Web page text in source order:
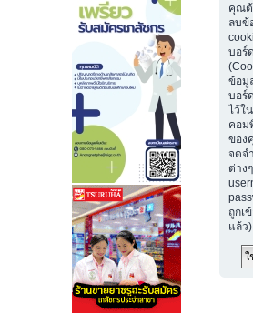
คุณต้
ลบข้
บอร์
ข้อมู
บอร์
ไว้ใน
คอม
ของ
จดจ
ต่าง
ถูกเ
แล้ว)